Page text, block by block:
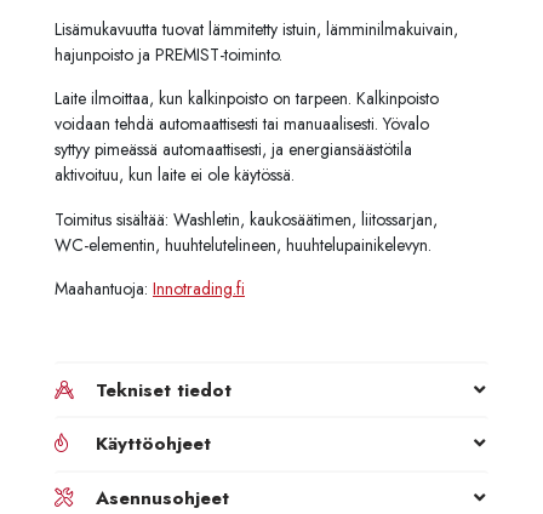
Lisämukavuutta tuovat lämmitetty istuin, lämminilmakuivain,
hajunpoisto ja PREMIST-toiminto.
Laite ilmoittaa, kun kalkinpoisto on tarpeen. Kalkinpoisto
voidaan tehdä automaattisesti tai manuaalisesti. Yövalo
syttyy pimeässä automaattisesti, ja energiansäästötila
aktivoituu, kun laite ei ole käytössä.
Toimitus sisältää: Washletin, kaukosäätimen, liitossarjan,
WC-elementin, huuhtelutelineen, huuhtelupainikelevyn.
Maahantuoja: Innotrading.fi
Tekniset tiedot
Käyttöohjeet
Asennusohjeet